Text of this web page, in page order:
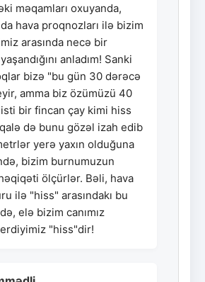
məqamları oxuyanda,
hava proqnozları ilə bizim
arasında necə bir
anladım! Sanki
bizə "bu gün 30 dərəcə
amma biz özümüzü 40
bir fincan çay kimi hiss
də bunu gözəl izah edib
yerə yaxın olduğuna
bizim burnumuzun
ölçürlər. Bəli, hava
ilə "hiss" arasındakı bu
elə bizim canımız
"hiss"dir!